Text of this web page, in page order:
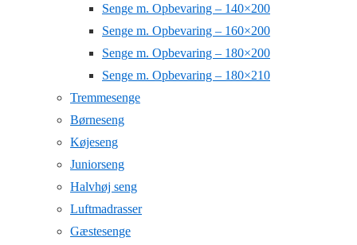
Senge m. Opbevaring – 140×200
Senge m. Opbevaring – 160×200
Senge m. Opbevaring – 180×200
Senge m. Opbevaring – 180×210
Tremmesenge
Børneseng
Køjeseng
Juniorseng
Halvhøj seng
Luftmadrasser
Gæstesenge